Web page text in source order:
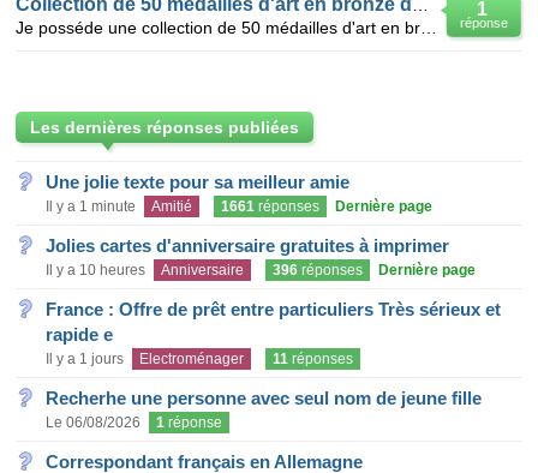
1
réponse
Les dernières réponses publiées
Une jolie texte pour sa meilleur amie
Il y a 1 minute Amitié 1661 réponses Dernière page
Jolies cartes d'anniversaire gratuites à imprimer
Il y a 10 heures Anniversaire 396 réponses Dernière page
France : Offre de prêt entre particuliers Très sérieux et
rapide e
Il y a 1 jours Electroménager 11 réponses
Recherhe une personne avec seul nom de jeune fille
Le 06/08/2026 1 réponse
Correspondant français en Allemagne